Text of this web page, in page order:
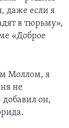
даже если я
в тюрьму»,
«Доброе
Моллом, я
не
добавил он,